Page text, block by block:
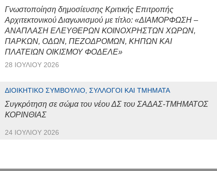
Γνωστοποίηση δημοσίευσης Κριτικής Επιτροπής
Αρχιτεκτονικού Διαγωνισμού με τίτλο: «ΔΙΑΜΟΡΦΩΣΗ –
ΑΝΑΠΛΑΣΗ ΕΛΕΥΘΕΡΩΝ ΚΟΙΝΟΧΡΗΣΤΩΝ ΧΩΡΩΝ,
ΠΑΡΚΩΝ, ΟΔΩΝ, ΠΕΖΟΔΡΟΜΩΝ, ΚΗΠΩΝ ΚΑΙ
ΠΛΑΤΕΙΩΝ ΟΙΚΙΣΜΟΥ ΦΟΔΕΛΕ»
28 ΙΟΥΛΊΟΥ 2026
ΔΙΟΙΚΗΤΙΚΌ ΣΥΜΒΟΎΛΙΟ, ΣΎΛΛΟΓΟΙ ΚΑΙ ΤΜΉΜΑΤΑ
Συγκρότηση σε σώμα του νέου ΔΣ του ΣΑΔΑΣ-ΤΜΗΜΑΤΟΣ
ΚΟΡΙΝΘΙΑΣ
24 ΙΟΥΛΊΟΥ 2026